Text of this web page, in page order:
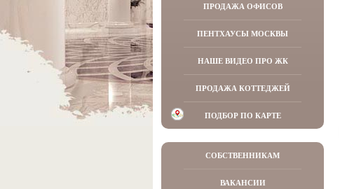
ПРОДАЖА ОФИСОВ
ПЕНТХАУСЫ МОСКВЫ
НАШЕ ВИДЕО ПРО ЖК
ПРОДАЖА КОТТЕДЖЕЙ
ПОДБОР ПО КАРТЕ
СОБСТВЕННИКАМ
ВАКАНСИИ